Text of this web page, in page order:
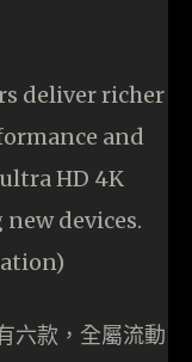
六款，全屬流動